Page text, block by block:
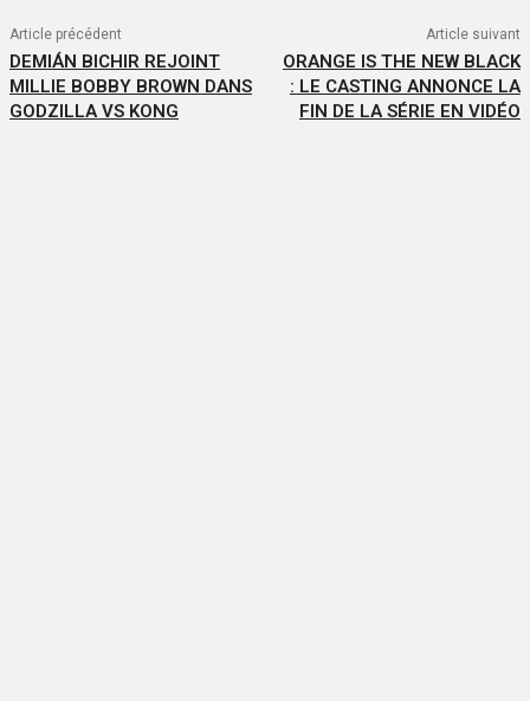
Article précédent
DEMIÁN BICHIR REJOINT
MILLIE BOBBY BROWN DANS
GODZILLA VS KONG
Article suivant
ORANGE IS THE NEW BLACK
: LE CASTING ANNONCE LA
FIN DE LA SÉRIE EN VIDÉO